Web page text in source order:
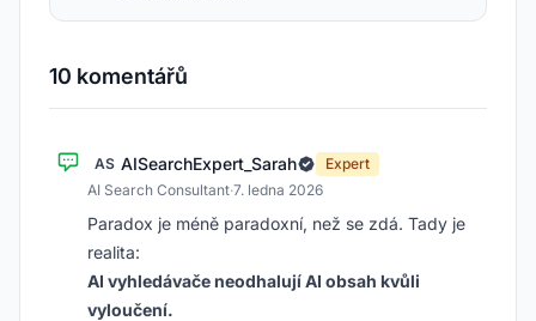
10 komentářů
AS AISearchExpert_Sarah
Expert
AI Search Consultant·7. ledna 2026
Paradox je méně paradoxní, než se zdá. Tady je
realita:
AI vyhledávače neodhalují AI obsah kvůli
vyloučení.